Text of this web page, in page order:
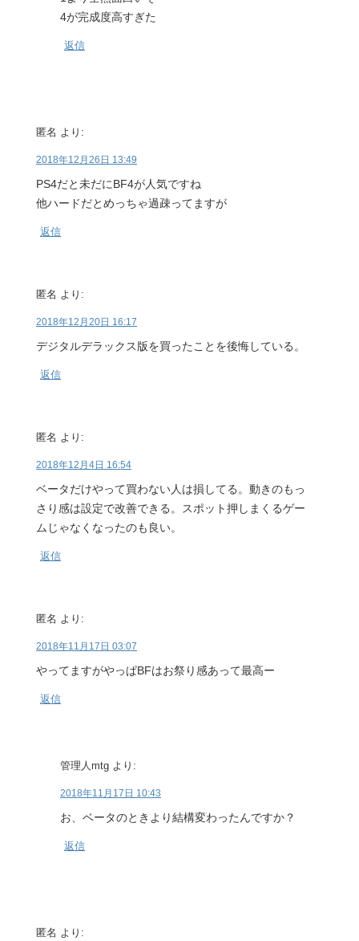
4が完成度高すぎた
返信
匿名 より:
2018年12月26日 13:49
PS4だと未だにBF4が人気ですね
他ハードだとめっちゃ過疎ってますが
返信
匿名 より:
2018年12月20日 16:17
デジタルデラックス版を買ったことを後悔している。
返信
匿名 より:
2018年12月4日 16:54
ベータだけやって買わない人は損してる。動きのもっ
さり感は設定で改善できる。スポット押しまくるゲー
ムじゃなくなったのも良い。
返信
匿名 より:
2018年11月17日 03:07
やってますがやっぱBFはお祭り感あって最高ー
返信
管理人mtg より:
2018年11月17日 10:43
お、ベータのときより結構変わったんですか？
返信
匿名 より: